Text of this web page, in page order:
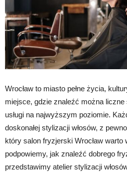
Wrocław to miasto pełne życia,
miejsce, gdzie znaleźć można
usługi na najwyższym poziomie.
doskonałej stylizacji włosów, z
który salon fryzjerski Wrocław
podpowiemy, jak znaleźć dobrego
przedstawimy atelier stylizacji